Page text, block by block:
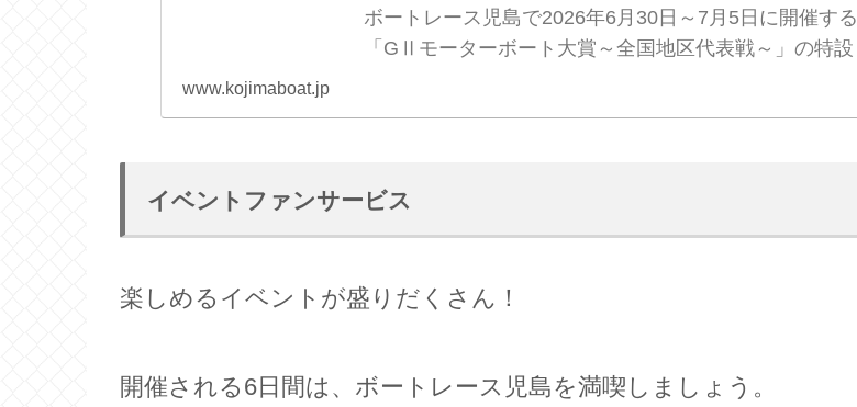
ボートレース児島で2026年6月30日～7月5日に開催する
「GⅡモーターボート大賞～全国地区代表戦～」の特設
www.kojimaboat.jp
イベントファンサービス
楽しめるイベントが盛りだくさん！
開催される6日間は、ボートレース児島を満喫しましょう。